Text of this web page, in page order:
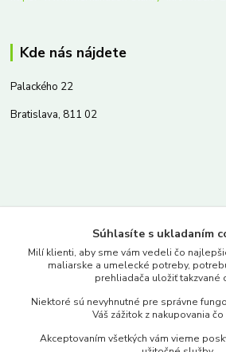
Kde nás nájdete
Palackého 22
Bratislava, 811 02
www.merkantil.sk
Pondelok-Piatok: 9.00-17.00hod.
objednavky@merkantil-obchod.sk
Súhlasíte s ukladaním
Milí klienti, aby sme vám vedeli čo
maliarske a umelecké potreby,
prehliadača uložiť takzvané
Niektoré sú nevyhnutné pre správne
Váš zážitok z nakupovania
Akceptovaním všetkých vám vieme